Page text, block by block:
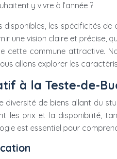
y vivre à l’année ?
les spécificités
une vision claire et
cette commune attractive.
allons explorer les
à la Teste-de-
de biens allant du
les prix et la disponibilité,
est essentiel pour